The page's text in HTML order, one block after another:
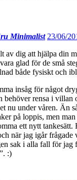
Minimalist 23/06/
av dig att hjälpa din
glad för de små
både fysiskt och
insåg för något
behöver rensa i villan
nu under våren. Än
på loppis, men
ett nytt tankesätt.
när jag igår frågade
sak i alla fall för jag
:)